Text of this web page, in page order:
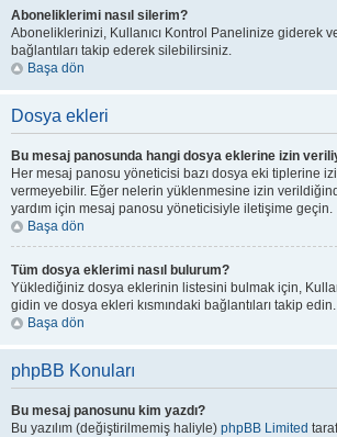
Aboneliklerimi nasıl silerim?
Aboneliklerinizi, Kullanıcı Kontrol Panelinize giderek
bağlantıları takip ederek silebilirsiniz.
Başa dön
Dosya ekleri
Bu mesaj panosunda hangi dosya eklerine izin
Her mesaj panosu yöneticisi bazı dosya eki tiplerine
vermeyebilir. Eğer nelerin yüklenmesine izin
yardım için mesaj panosu yöneticisiyle iletişime geçin.
Başa dön
Tüm dosya eklerimi nasıl bulurum?
Yüklediğiniz dosya eklerinin listesini bulmak için,
gidin ve dosya ekleri kısmındaki bağlantıları takip edin.
Başa dön
phpBB Konuları
Bu mesaj panosunu kim yazdı?
Bu yazılım (değiştirilmemiş haliyle) phpBB Limited